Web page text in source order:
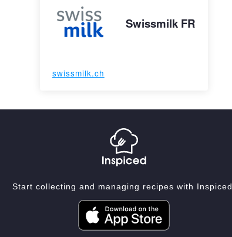
Swissmilk FR
swissmilk.ch
Start collecting and managing recipes with Inspiced.